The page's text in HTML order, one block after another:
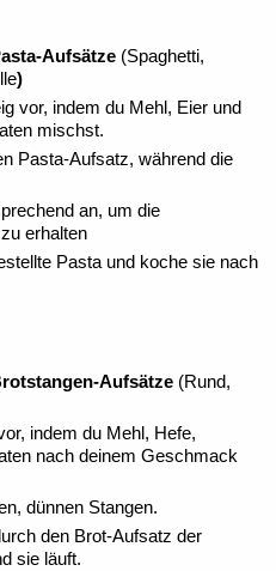
Aufsätze (Spaghetti,
)
vor, indem du Mehl, Eier und
mischst.
Pasta-Aufsatz, während die
an, um die
erhalten
Pasta und koche sie nach
Aufsätze (Rund,
indem du Mehl, Hefe,
nach deinem Geschmack
dünnen Stangen.
den Brot-Aufsatz der
sie läuft.